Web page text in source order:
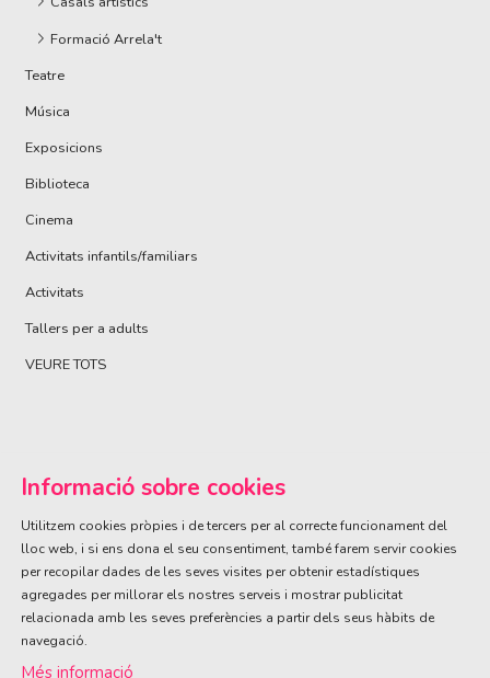
Formació Arrela't
Teatre
Música
Exposicions
Biblioteca
Cinema
Activitats infantils/familiars
Activitats
Tallers per a adults
VEURE TOTS
ÀREA DE CULTURA
Olivareta, 38 · T. 972 83 00 05
cultura@llagostera.cat
Sitemap
Informació sobre cookies
Utilitzem cookies pròpies i de tercers per al correcte funcionament del
lloc web, i si ens dona el seu consentiment, també farem servir cookies
per recopilar dades de les seves visites per obtenir estadístiques
agregades per millorar els nostres serveis i mostrar publicitat
relacionada amb les seves preferències a partir dels seus hàbits de
navegació.
Més informació